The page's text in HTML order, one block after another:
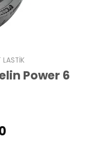
LASTIK
Power 6
Şu